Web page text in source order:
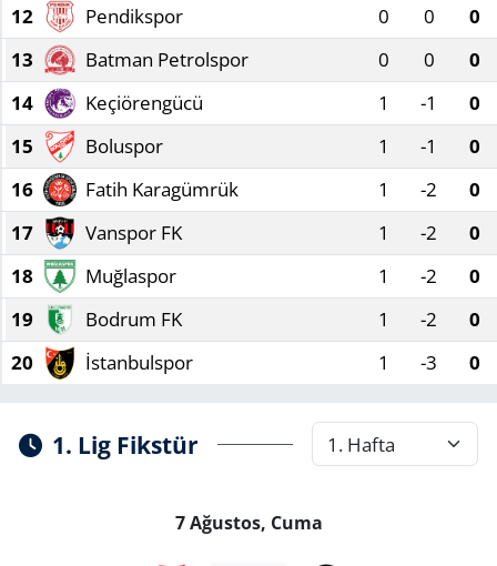
12
Pendikspor 0 0
0
13
Batman Petrolspor 0 0
0
14
Keçiörengücü 1 -1
0
15
Boluspor 1 -1
0
16
Fatih Karagümrük 1 -2
0
17
Vanspor FK 1 -2
0
18
Muğlaspor 1 -2
0
19
Bodrum FK 1 -2
0
20
İstanbulspor 1 -3 0
1. Lig Fikstür
7 Ağustos, Cuma